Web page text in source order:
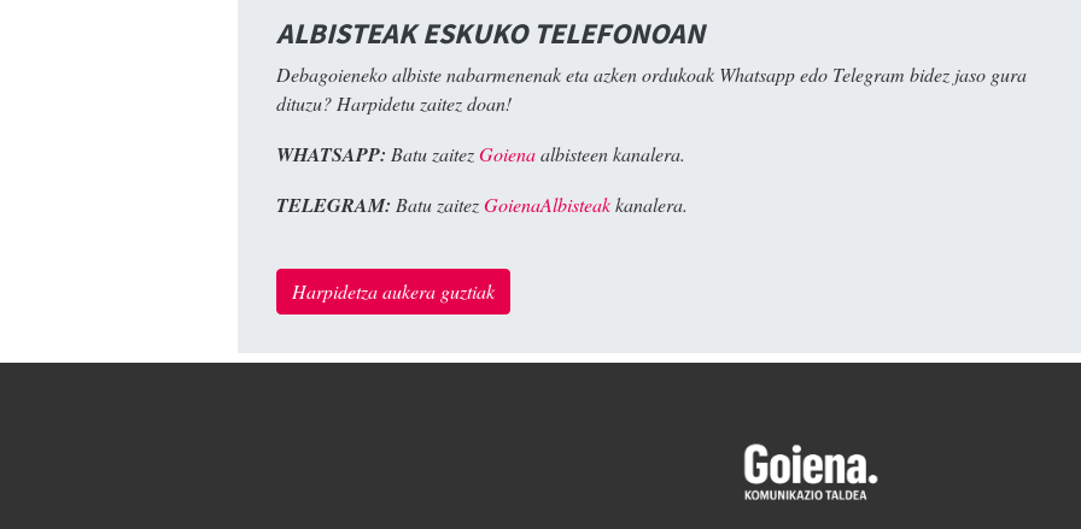
ALBISTEAK ESKUKO TELEFONOAN
Debagoieneko albiste nabarmenenak eta azken ordukoak Whatsapp edo Telegram bidez jaso gura
dituzu? Harpidetu zaitez doan!
WHATSAPP: Batu zaitezGoienaalbisteen kanalera.
TELEGRAM: Batu zaitezGoienaAlbisteakkanalera.
Harpidetza aukera guztiak